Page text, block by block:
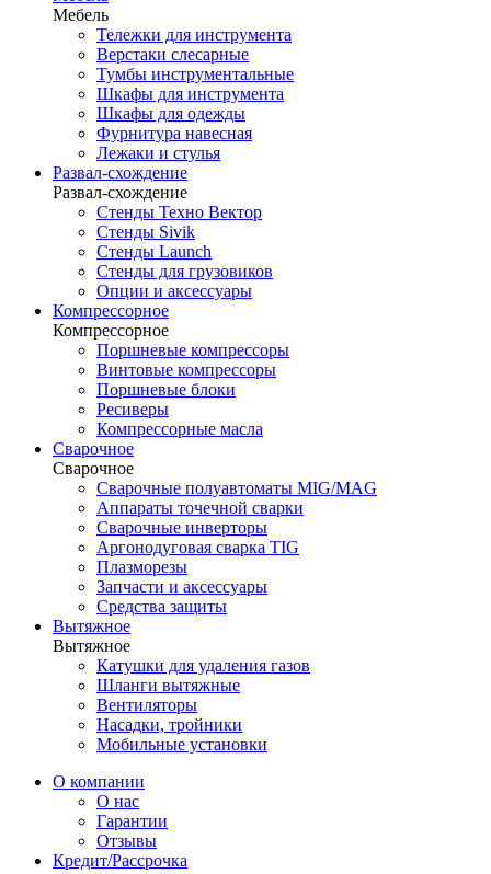
Мебель
Тележки для инструмента
Верстаки слесарные
Тумбы инструментальные
Шкафы для инструмента
Шкафы для одежды
Фурнитура навесная
Лежаки и стулья
Развал-схождение
Развал-схождение
Стенды Техно Вектор
Стенды Sivik
Стенды Launch
Стенды для грузовиков
Опции и аксессуары
Компрессорное
Компрессорное
Поршневые компрессоры
Винтовые компрессоры
Поршневые блоки
Ресиверы
Компрессорные масла
Сварочное
Сварочное
Сварочные полуавтоматы MIG/MAG
Аппараты точечной сварки
Сварочные инверторы
Аргонодуговая сварка TIG
Плазморезы
Запчасти и аксессуары
Средства защиты
Вытяжное
Вытяжное
Катушки для удаления газов
Шланги вытяжные
Вентиляторы
Насадки, тройники
Мобильные установки
О компании
О нас
Гарантии
Отзывы
Кредит/Рассрочка